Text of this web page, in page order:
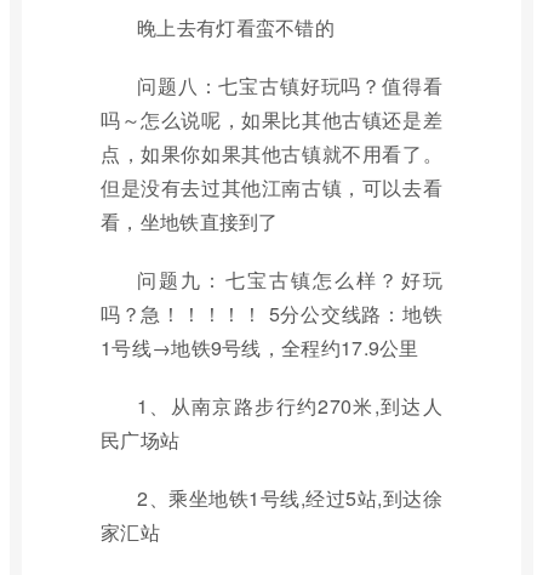
晚上去有灯看蛮不错的
问题八：七宝古镇好玩吗？值得看
吗～怎么说呢，如果比其他古镇还是差
点，如果你如果其他古镇就不用看了。
但是没有去过其他江南古镇，可以去看
看，坐地铁直接到了
问题九：七宝古镇怎么样？好玩
吗？急！！！！！ 5分公交线路：地铁
1号线→地铁9号线，全程约17.9公里
1、从南京路步行约270米,到达人
民广场站
2、乘坐地铁1号线,经过5站,到达徐
家汇站